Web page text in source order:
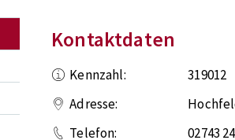
Kontaktdaten
Kennzahl:
319012
Adresse:
Telefon:
02743